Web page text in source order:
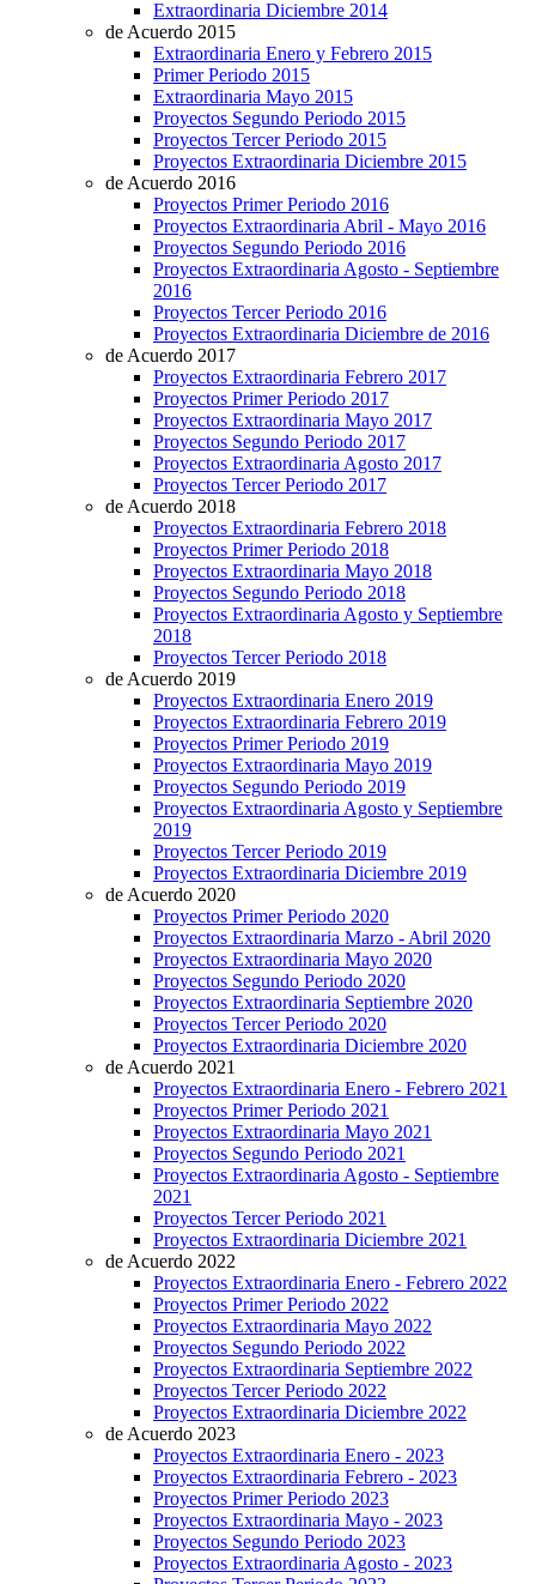
Extraordinaria Diciembre 2014
de Acuerdo 2015
Extraordinaria Enero y Febrero 2015
Primer Periodo 2015
Extraordinaria Mayo 2015
Proyectos Segundo Periodo 2015
Proyectos Tercer Periodo 2015
Proyectos Extraordinaria Diciembre 2015
de Acuerdo 2016
Proyectos Primer Periodo 2016
Proyectos Extraordinaria Abril - Mayo 2016
Proyectos Segundo Periodo 2016
Proyectos Extraordinaria Agosto - Septiembre
2016
Proyectos Tercer Periodo 2016
Proyectos Extraordinaria Diciembre de 2016
de Acuerdo 2017
Proyectos Extraordinaria Febrero 2017
Proyectos Primer Periodo 2017
Proyectos Extraordinaria Mayo 2017
Proyectos Segundo Periodo 2017
Proyectos Extraordinaria Agosto 2017
Proyectos Tercer Periodo 2017
de Acuerdo 2018
Proyectos Extraordinaria Febrero 2018
Proyectos Primer Periodo 2018
Proyectos Extraordinaria Mayo 2018
Proyectos Segundo Periodo 2018
Proyectos Extraordinaria Agosto y Septiembre
2018
Proyectos Tercer Periodo 2018
de Acuerdo 2019
Proyectos Extraordinaria Enero 2019
Proyectos Extraordinaria Febrero 2019
Proyectos Primer Periodo 2019
Proyectos Extraordinaria Mayo 2019
Proyectos Segundo Periodo 2019
Proyectos Extraordinaria Agosto y Septiembre
2019
Proyectos Tercer Periodo 2019
Proyectos Extraordinaria Diciembre 2019
de Acuerdo 2020
Proyectos Primer Periodo 2020
Proyectos Extraordinaria Marzo - Abril 2020
Proyectos Extraordinaria Mayo 2020
Proyectos Segundo Periodo 2020
Proyectos Extraordinaria Septiembre 2020
Proyectos Tercer Periodo 2020
Proyectos Extraordinaria Diciembre 2020
de Acuerdo 2021
Proyectos Extraordinaria Enero - Febrero 2021
Proyectos Primer Periodo 2021
Proyectos Extraordinaria Mayo 2021
Proyectos Segundo Periodo 2021
Proyectos Extraordinaria Agosto - Septiembre
2021
Proyectos Tercer Periodo 2021
Proyectos Extraordinaria Diciembre 2021
de Acuerdo 2022
Proyectos Extraordinaria Enero - Febrero 2022
Proyectos Primer Periodo 2022
Proyectos Extraordinaria Mayo 2022
Proyectos Segundo Periodo 2022
Proyectos Extraordinaria Septiembre 2022
Proyectos Tercer Periodo 2022
Proyectos Extraordinaria Diciembre 2022
de Acuerdo 2023
Proyectos Extraordinaria Enero - 2023
Proyectos Extraordinaria Febrero - 2023
Proyectos Primer Periodo 2023
Proyectos Extraordinaria Mayo - 2023
Proyectos Segundo Periodo 2023
Proyectos Extraordinaria Agosto - 2023